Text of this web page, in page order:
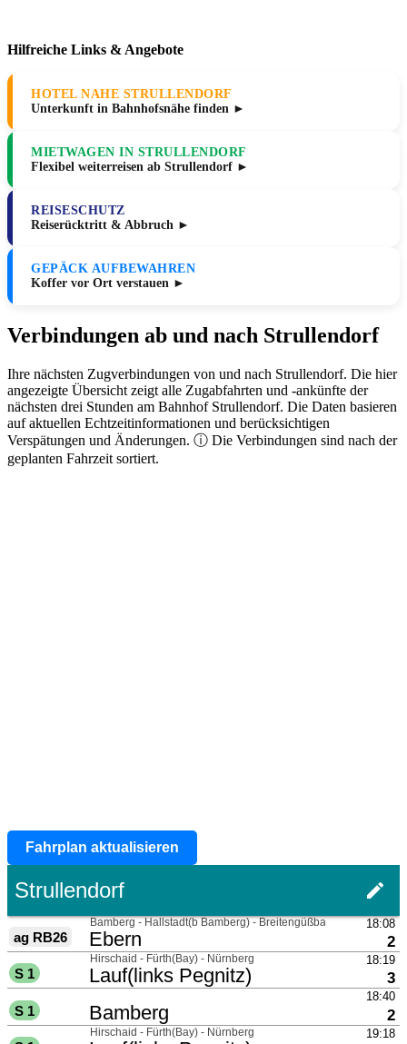
Hilfreiche Links & Angebote
HOTEL NAHE STRULLENDORF
Unterkunft in Bahnhofsnähe finden ►
MIETWAGEN IN STRULLENDORF
Flexibel weiterreisen ab Strullendorf ►
REISESCHUTZ
Reiserücktritt & Abbruch ►
GEPÄCK AUFBEWAHREN
Koffer vor Ort verstauen ►
Verbindungen ab und nach Strullendorf
Ihre nächsten Zugverbindungen von und nach Strullendorf. Die hier
angezeigte Übersicht zeigt alle Zugabfahrten und -ankünfte der
nächsten drei Stunden am Bahnhof Strullendorf. Die Daten basieren
auf aktuellen Echtzeitinformationen und berücksichtigen
Verspätungen und Änderungen. ⓘ Die Verbindungen sind nach der
geplanten Fahrzeit sortiert.
Fahrplan aktualisieren